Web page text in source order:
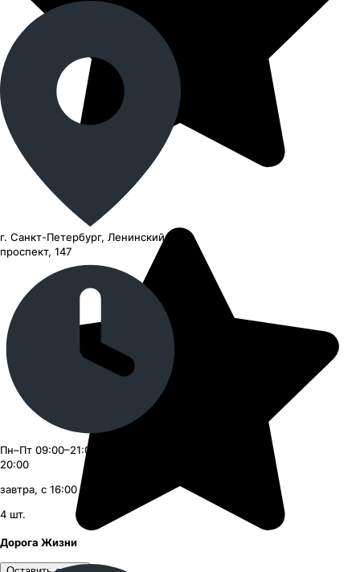
г. Санкт-Петербург, Ленинский
проспект, 147
Пн–Пт 09:00–21:00, Сб–Вс 09:00–
20:00
завтра, с 16:00
4 шт.
Дорога Жизни